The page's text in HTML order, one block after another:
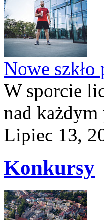
Nowe
W sporcie
nad
Lipiec 13,
Konkursy